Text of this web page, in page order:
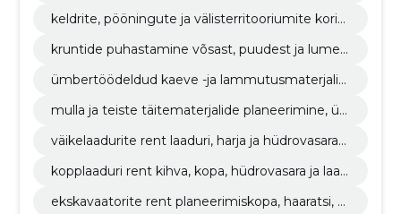
keldrite, pööningute ja välisterritooriumite korist
kruntide puhastamine võsast, puudest ja lumes
ümbertöödeldud kaeve -ja lammutusmaterjalid
ük.
mulla ja teiste täitematerjalide planeerimine, ü
väikelaadurite rent laaduri, harja ja hüdrovasarag
kopplaaduri rent kihva, kopa, hüdrovasara ja laad
ekskavaatorite rent planeerimiskopa, haaratsi, b